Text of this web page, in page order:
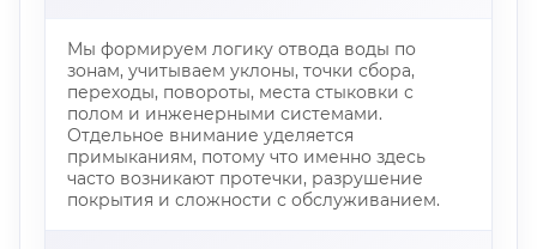
Мы формируем логику отвода воды по
зонам, учитываем уклоны, точки сбора,
переходы, повороты, места стыковки с
полом и инженерными системами.
Отдельное внимание уделяется
примыканиям, потому что именно здесь
часто возникают протечки, разрушение
покрытия и сложности с обслуживанием.